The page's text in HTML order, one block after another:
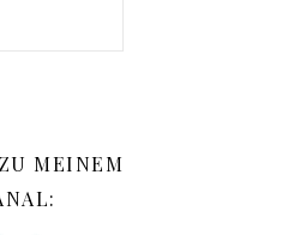
MEINEM